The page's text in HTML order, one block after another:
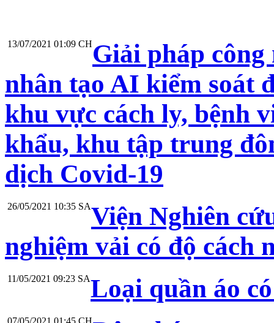
13/07/2021 01:09 CHGiải pháp
nhân tạo AI kiểm soát
khu vực cách ly, bệnh
khẩu, khu tập trung
dịch Covid-19
26/05/2021 10:35 SAViện Nghiên
nghiệm vải có độ cách
11/05/2021 09:23 SALoại quần áo